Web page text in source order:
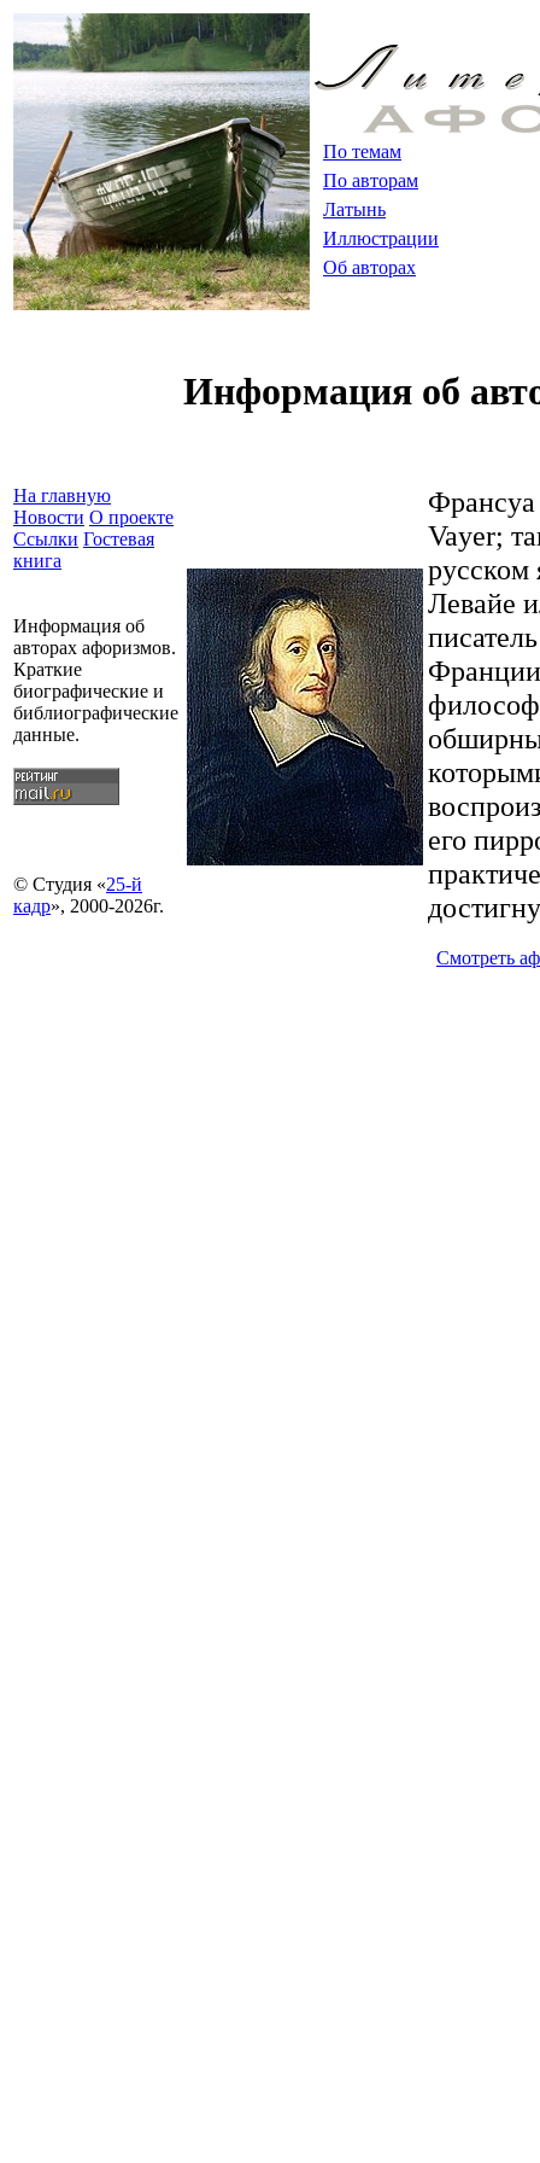
По темам
По авторам
Латынь
Иллюстрации
Об авторах
На главную
Новости О проекте
Ссылки Гостевая
книга
Информация об
авторах афоризмов.
Краткие
биографические и
библиографические
данные.
© Студия «25-й
кадр», 2000-2026г.
Информация об
Vayer;
русском
Левайе
его
Смотреть